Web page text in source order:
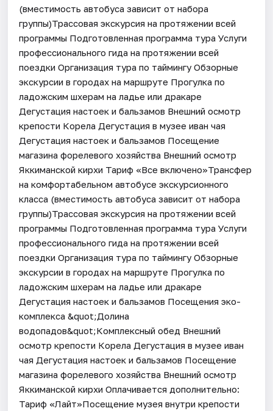
(вместимость автобуса зависит от набора
группы)Трассовая экскурсия на протяжении всей
программы Подготовленная программа тура Услуги
профессионального гида на протяжении всей
поездки Организация тура по таймингу Обзорные
экскурсии в городах на маршруте Прогулка по
ладожским шхерам на ладье или дракаре
Дегустация настоек и бальзамов Внешний осмотр
крепости Корела Дегустация в музее иван чая
Дегустация настоек и бальзамов Посещение
магазина форелевого хозяйства Внешний осмотр
Яккиманской кирхи Тариф «Все включено»Трансфер
на комфортабельном автобусе экскурсионного
класса (вместимость автобуса зависит от набора
группы)Трассовая экскурсия на протяжении всей
программы Подготовленная программа тура Услуги
профессионального гида на протяжении всей
поездки Организация тура по таймингу Обзорные
экскурсии в городах на маршруте Прогулка по
ладожским шхерам на ладье или дракаре
Дегустация настоек и бальзамов Посещения эко-
комплекса &quot;Долина
водопадов&quot;Комплексный обед Внешний
осмотр крепости Корела Дегустация в музее иван
чая Дегустация настоек и бальзамов Посещение
магазина форелевого хозяйства Внешний осмотр
Яккиманской кирхи Оплачивается дополнительно:
Тариф «Лайт»Посещение музея внутри крепости